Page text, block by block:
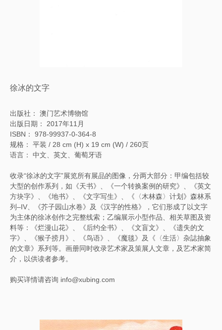
徐冰的文字
出版社： 澳门艺术博物馆
出版日期： 2017年11月
ISBN： 978-99937-0-364-8
规格： 平装 / 28 cm (H) x 19 cm (W) / 260页
语言： 中文、英文、葡萄牙语
收录“徐冰的文字”展览所有展品的图像，分两大部分：甲编包括较
大型的创作系列，如《天书》、《一个转换案例的研究》、《英文
方块字》、《地书》、《文字写生》、《〈木林森〉计划》森林系
列–IV、《芥子园山水卷》及《汉字的性格》，它们形成了以文字
为主体的徐冰创作之完整线索；乙编展示小型作品、相关草图及资
料等：《烂漫山花》、《后约全书》、《文盲文》、《遗失的文
字》、《猴子捞月》、《鸟语》、《魔毯》及《〈生活〉杂誌抽象
的文章》系列等。画册同时收录艺术家及策展人文章，及艺术家简
介，以供读者参考。
购买详情请咨询 info@xubing.com